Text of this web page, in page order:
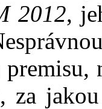
2012,
premisu,
za